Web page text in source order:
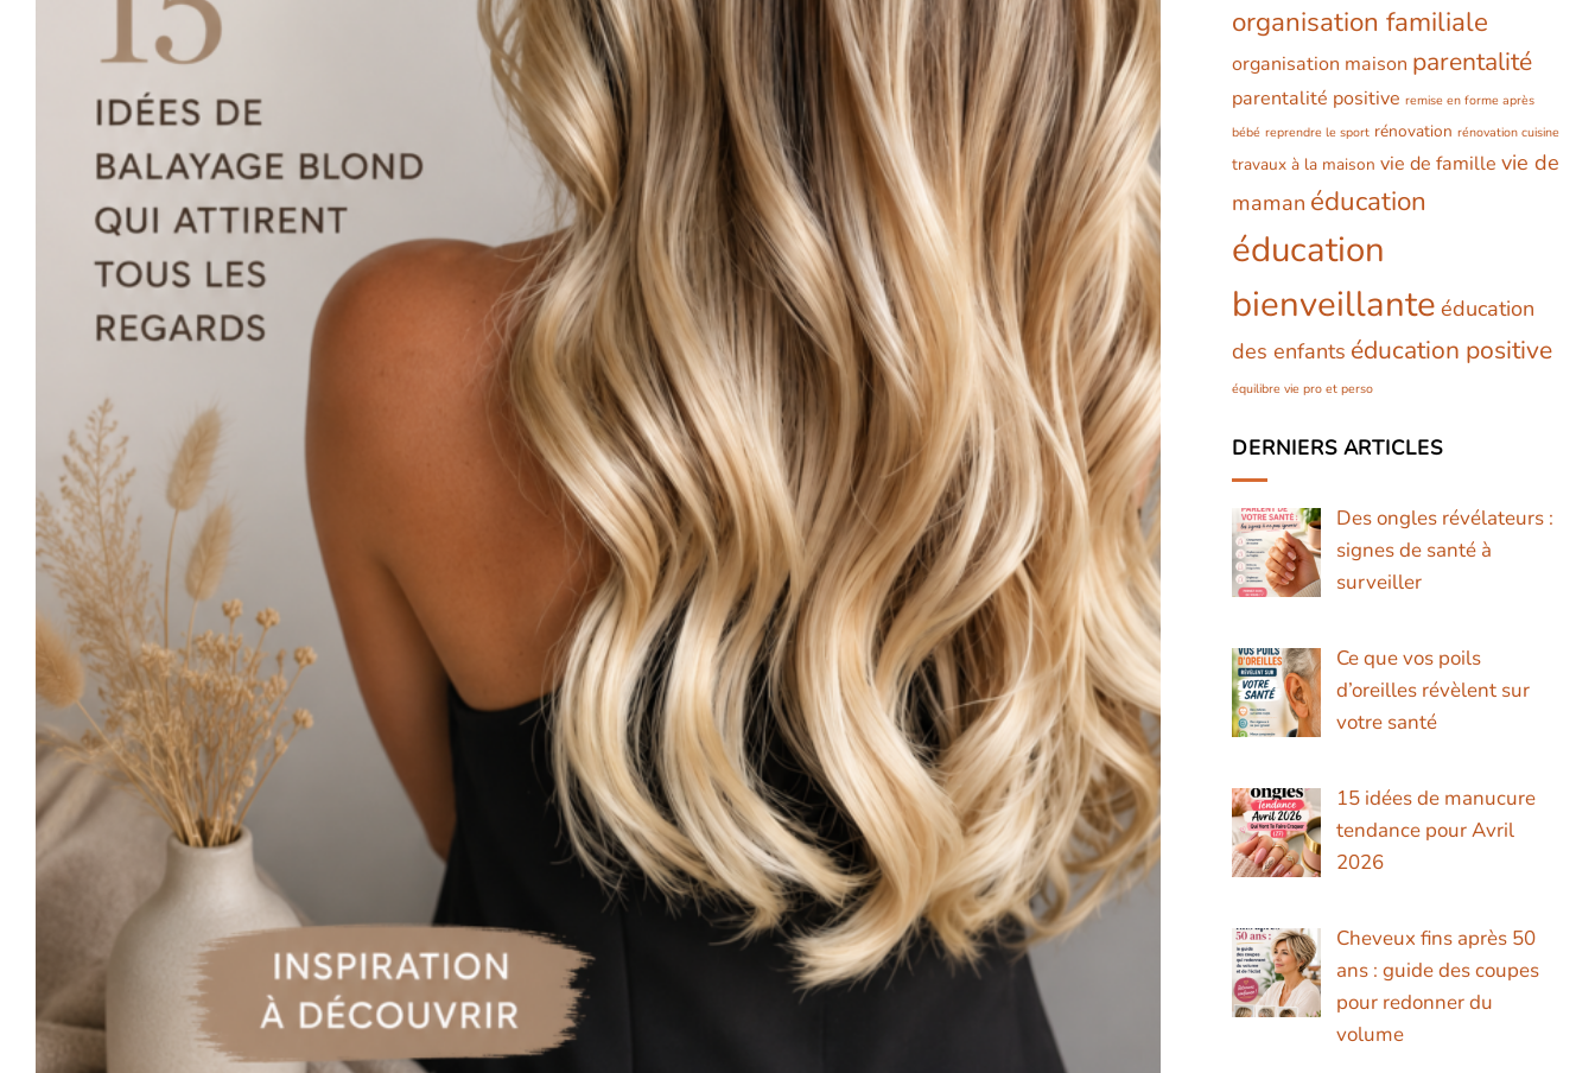
organisation familiale
organisation maison parentalité
parentalité positive remise en forme après
bébé reprendre le sport rénovation rénovation cuisine
travaux à la maison vie de famille vie de
maman éducation
éducation
bienveillante éducation
des enfants éducation positive
équilibre vie pro et perso
DERNIERS ARTICLES
Des ongles révélateurs :
signes de santé à
surveiller
Ce que vos poils
d’oreilles révèlent sur
votre santé
15 idées de manucure
tendance pour Avril
2026
Cheveux fins après 50
ans : guide des coupes
pour redonner du
volume